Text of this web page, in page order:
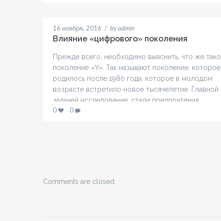
особенности. Приобрести жилье можно только у
строительных компаний, аккредитованных банком,
16 ноября, 2016 / by admin
Влияние «цифрового» поколения
Прежде всего, необходимо выяснить, что же
поколение «Y». Так называют поколение, которое
родилось после 1980 года, которое в молодом
возрасте встретило новое тысячелетие. Главной
задачей исследование, стали предпочтения
«молодёжи». Что касается материальных
0 0
Comments are closed.